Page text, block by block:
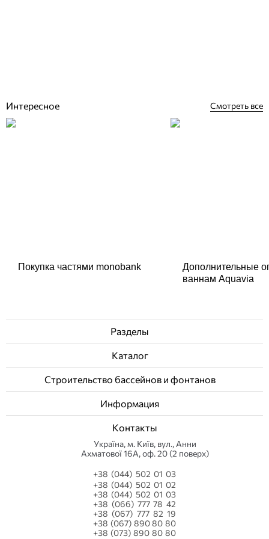
Интересное Смотреть все
Покупка частями monobank
Дополнительные
ваннам Aquavia
Разделы
Каталог
Строительство бассейнов и фонтанов
Информация
Контакты
Українa, м. Київ, вул., Анни
Ахматової 16А, оф. 20 (2 поверх)
+38 (044) 502 01 03
+38 (044) 502 01 02
+38 (044) 502 01 03
+38 (066) 777 78 42
+38 (067) 777 82 19
+38 (067) 890 80 80
+38 (073) 890 80 80